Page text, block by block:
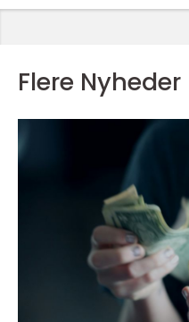
Flere Nyheder